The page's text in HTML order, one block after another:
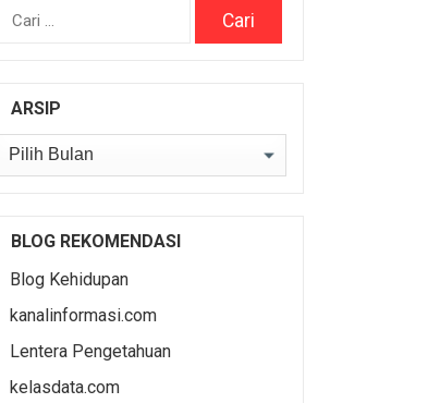
Cari
ARSIP
Arsip
BLOG REKOMENDASI
Blog Kehidupan
kanalinformasi.com
Lentera Pengetahuan
kelasdata.com